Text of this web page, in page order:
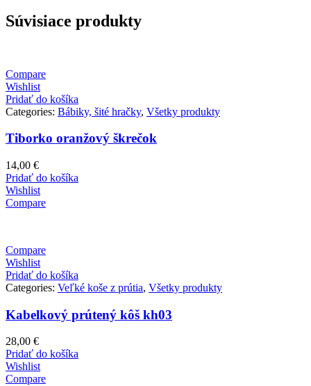
Súvisiace produkty
Compare
Wishlist
Pridať do košíka
Categories: Bábiky, šité hračky, Všetky produkty
Tiborko oranžový škrečok
14,00 €
Pridať do košíka
Wishlist
Compare
Compare
Wishlist
Pridať do košíka
Categories: Veľké koše z prútia, Všetky produkty
Kabelkový prútený kôš kh03
28,00 €
Pridať do košíka
Wishlist
Compare